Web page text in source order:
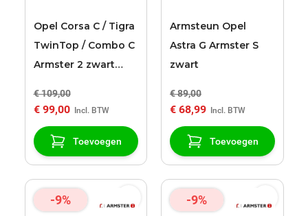
Opel Corsa C / Tigra
TwinTop / Combo C
Armster 2 zwart
€ 109,00
€ 99,00
Toevoegen
Armsteun Opel
Astra G Armster S
zwart
€ 89,00
€ 68,99
Toevoegen
-9% -9%